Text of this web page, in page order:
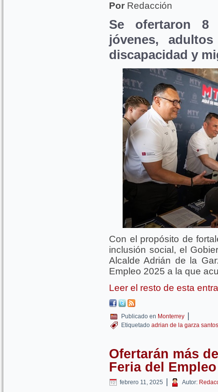
Por Redacción
Se ofertaron 8
jóvenes,
discapacidad y
Con el propósito de
inclusión social, el
Alcalde Adrián de la
Empleo 2025 a la que
Leer el resto de esta
Publicado en Monterrey |
Etiquetado adrian de la garza santos
Ofertarán más
Feria del
febrero 11, 2025 | Autor: